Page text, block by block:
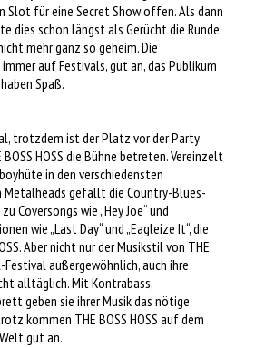
Slot für eine Secret Show offen. Als dann
dies schon längst als Gerücht die Runde
mehr ganz so geheim. Die
auf Festivals, gut an, das Publikum
Spaß.
trotzdem ist der Platz vor der Party
HOSS die Bühne betreten. Vereinzelt
in den verschiedensten
Metalheads gefällt die Country-Blues-
Coversongs wie „Hey Joe“ und
wie „Last Day“ und „Eagleize It“, die
Aber nicht nur der Musikstil von THE
Festival außergewöhnlich, auch ihre
alltäglich. Mit Kontrabass,
geben sie ihrer Musik das nötige
kommen THE BOSS HOSS auf dem
gut an.